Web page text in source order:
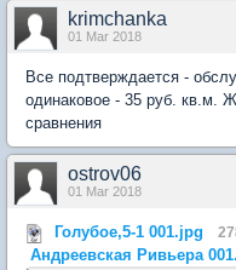
krimchanka
01 Mar 2018
Все подтверждается -
одинаковое - 35 руб. кв.м.
сравнения
ostrov06
01 Mar 2018
Голубое,5-1 001.jpg
Андреевская Ривьера